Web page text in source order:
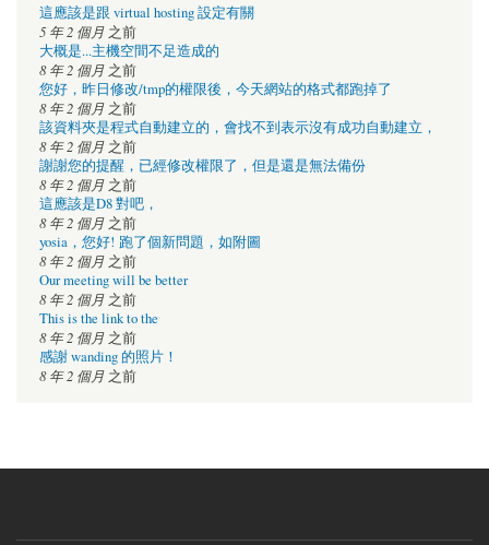
這應該是跟 virtual hosting 設定有關
5 年 2 個月 之前
大概是...主機空間不足造成的
8 年 2 個月 之前
您好，昨日修改/tmp的權限後，今天網站的格式都跑掉了
8 年 2 個月 之前
該資料夾是程式自動建立的，會找不到表示沒有成功自動建立，
8 年 2 個月 之前
謝謝您的提醒，已經修改權限了，但是還是無法備份
8 年 2 個月 之前
這應該是D8 對吧，
8 年 2 個月 之前
yosia，您好! 跑了個新問題，如附圖
8 年 2 個月 之前
Our meeting will be better
8 年 2 個月 之前
This is the link to the
8 年 2 個月 之前
感謝 wanding 的照片！
8 年 2 個月 之前